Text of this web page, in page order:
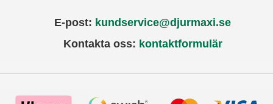
E-post: kundservice@djurmaxi.se
Kontakta oss: kontaktformulär